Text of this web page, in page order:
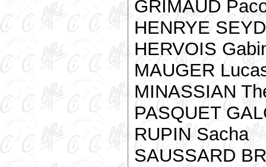
GRIMAUD
HENRYE
HERVOIS
MAUGER
MINASSIAN
PASQUET
RUPIN Sacha
SAUSSARD